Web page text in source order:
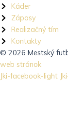
Káder
Zápasy
Realizačný tím
Kontakty
© 2026 Mestský
web stránok
Jki-facebook-light